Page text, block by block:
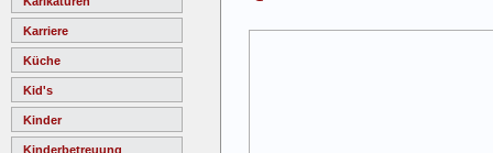
Karriere
Küche
Kid's
Kinder
Kinderbetreuung